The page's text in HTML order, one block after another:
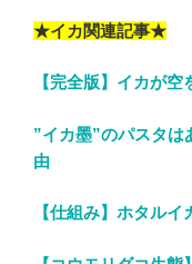
★イカ関連記事★
【完全版】イカが空
”イカ墨”のパスタは
由
【仕組み】ホタルイ